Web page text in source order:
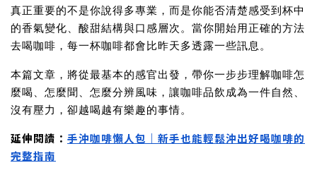
真正重要的不是你說得多專業，而是你能否清楚感受到杯中
的香氣變化、酸甜結構與口感層次。當你開始用正確的方法
去喝咖啡，每一杯咖啡都會比昨天多透露一些訊息。
本篇文章，將從最基本的感官出發，帶你一步步理解咖啡怎
麼喝、怎麼聞、怎麼分辨風味，讓咖啡品飲成為一件自然、
沒有壓力，卻越喝越有樂趣的事情。
延伸閱讀： 手沖咖啡懶人包｜新手也能輕鬆沖出好喝咖啡的
完整指南